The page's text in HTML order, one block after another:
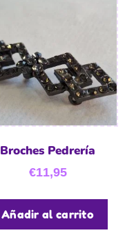
Broches Pedrería
€11,95
Añadir al carrito